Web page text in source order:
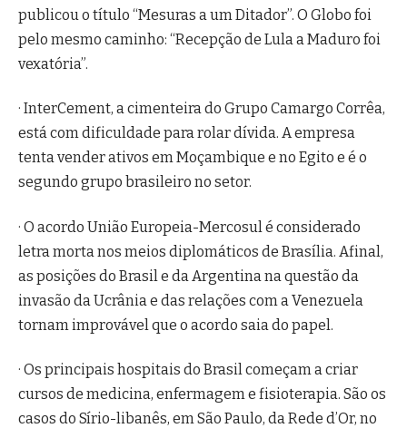
publicou o título “Mesuras a um Ditador”. O Globo foi
pelo mesmo caminho: “Recepção de Lula a Maduro foi
vexatória”.
· InterCement, a cimenteira do Grupo Camargo Corrêa,
está com dificuldade para rolar dívida. A empresa
tenta vender ativos em Moçambique e no Egito e é o
segundo grupo brasileiro no setor.
· O acordo União Europeia-Mercosul é considerado
letra morta nos meios diplomáticos de Brasília. Afinal,
as posições do Brasil e da Argentina na questão da
invasão da Ucrânia e das relações com a Venezuela
tornam improvável que o acordo saia do papel.
· Os principais hospitais do Brasil começam a criar
cursos de medicina, enfermagem e fisioterapia. São os
casos do Sírio-libanês, em São Paulo, da Rede d’Or, no